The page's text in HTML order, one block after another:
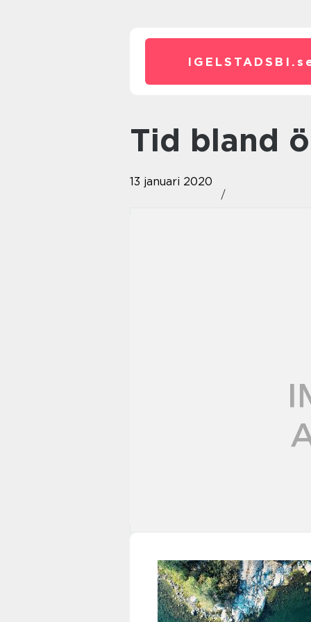
IGELSTADSBI.
Tid bland
13 januari 2020